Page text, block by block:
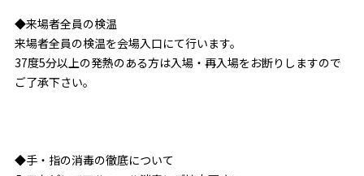
◆来場者全員の検温
来場者全員の検温を会場入口にて行います。
37度5分以上の発熱のある方は入場・再入場をお断りしますので
ご了承下さい。
◆手・指の消毒の徹底について